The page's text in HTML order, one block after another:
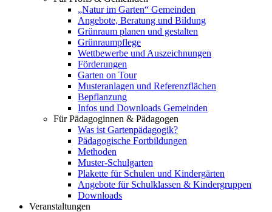
„Natur im Garten“ Gemeinden
Angebote, Beratung und Bildung
Grünraum planen und gestalten
Grünraumpflege
Wettbewerbe und Auszeichnungen
Förderungen
Garten on Tour
Musteranlagen und Referenzflächen
Bepflanzung
Infos und Downloads Gemeinden
Für Pädagoginnen & Pädagogen
Was ist Gartenpädagogik?
Pädagogische Fortbildungen
Methoden
Muster-Schulgarten
Plakette für Schulen und Kindergärten
Angebote für Schulklassen & Kindergruppen
Downloads
Veranstaltungen